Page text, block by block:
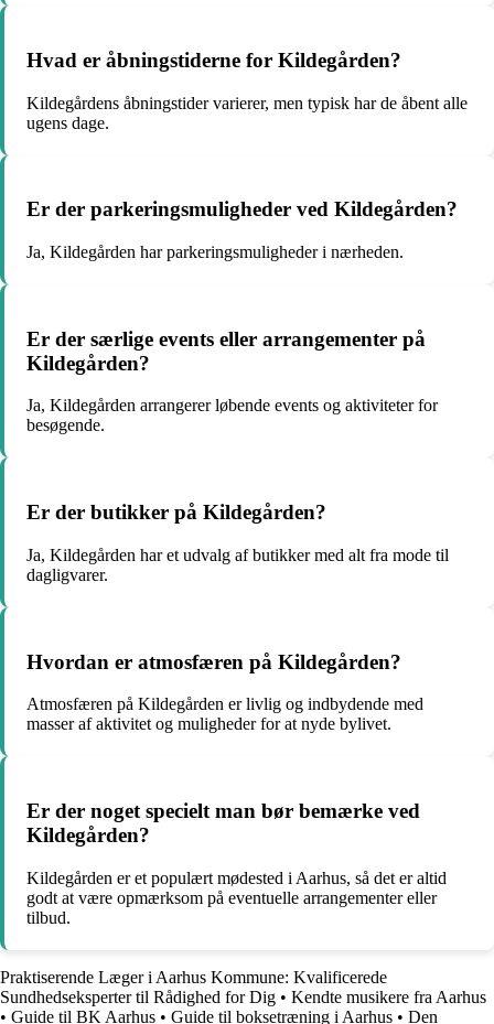
Hvad er åbningstiderne for Kildegården?
Kildegårdens åbningstider varierer, men typisk har de åbent alle
ugens dage.
Er der parkeringsmuligheder ved Kildegården?
Ja, Kildegården har parkeringsmuligheder i nærheden.
Er der særlige events eller arrangementer på
Kildegården?
Ja, Kildegården arrangerer løbende events og aktiviteter for
besøgende.
Er der butikker på Kildegården?
Ja, Kildegården har et udvalg af butikker med alt fra mode til
dagligvarer.
Hvordan er atmosfæren på Kildegården?
Atmosfæren på Kildegården er livlig og indbydende med
masser af aktivitet og muligheder for at nyde bylivet.
Er der noget specielt man bør bemærke ved
Kildegården?
Kildegården er et populært mødested i Aarhus, så det er altid
godt at være opmærksom på eventuelle arrangementer eller
tilbud.
Praktiserende Læger i Aarhus Kommune: Kvalificerede
Sundhedseksperter til Rådighed for Dig • Kendte musikere fra Aarhus
• Guide til BK Aarhus • Guide til boksetræning i Aarhus • Den